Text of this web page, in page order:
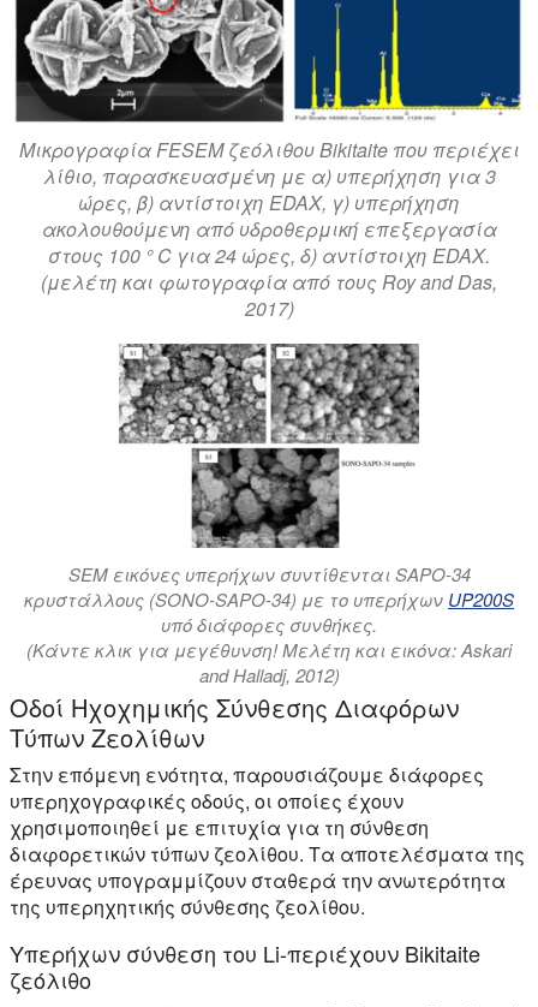
Μικρογραφία FESEM ζεόλιθου Bikitaite που περιέχει
λίθιο, παρασκευασμένη με α) υπερήχηση για 3
ώρες, β) αντίστοιχη EDAX, γ) υπερήχηση
ακολουθούμενη από υδροθερμική επεξεργασία
στους 100 ° C για 24 ώρες, δ) αντίστοιχη EDAX.
(μελέτη και φωτογραφία από τους Roy and Das,
2017)
SEM εικόνες υπερήχων συντίθενται SAPO-34
κρυστάλλους (SONO-SAPO-34) με το υπερήχων UP200S
υπό διάφορες συνθήκες.
(Κάντε κλικ για μεγέθυνση! Μελέτη και εικόνα: Askari
and Halladj, 2012)
Οδοί Ηχοχημικής Σύνθεσης Διαφόρων
Τύπων Ζεολίθων
Στην επόμενη ενότητα, παρουσιάζουμε διάφορες
υπερηχογραφικές οδούς, οι οποίες έχουν
χρησιμοποιηθεί με επιτυχία για τη σύνθεση
διαφορετικών τύπων ζεολίθου. Τα αποτελέσματα της
έρευνας υπογραμμίζουν σταθερά την ανωτερότητα
της υπερηχητικής σύνθεσης ζεολίθου.
Υπερήχων σύνθεση του Li-περιέχουν Bikitaite
ζεόλιθο